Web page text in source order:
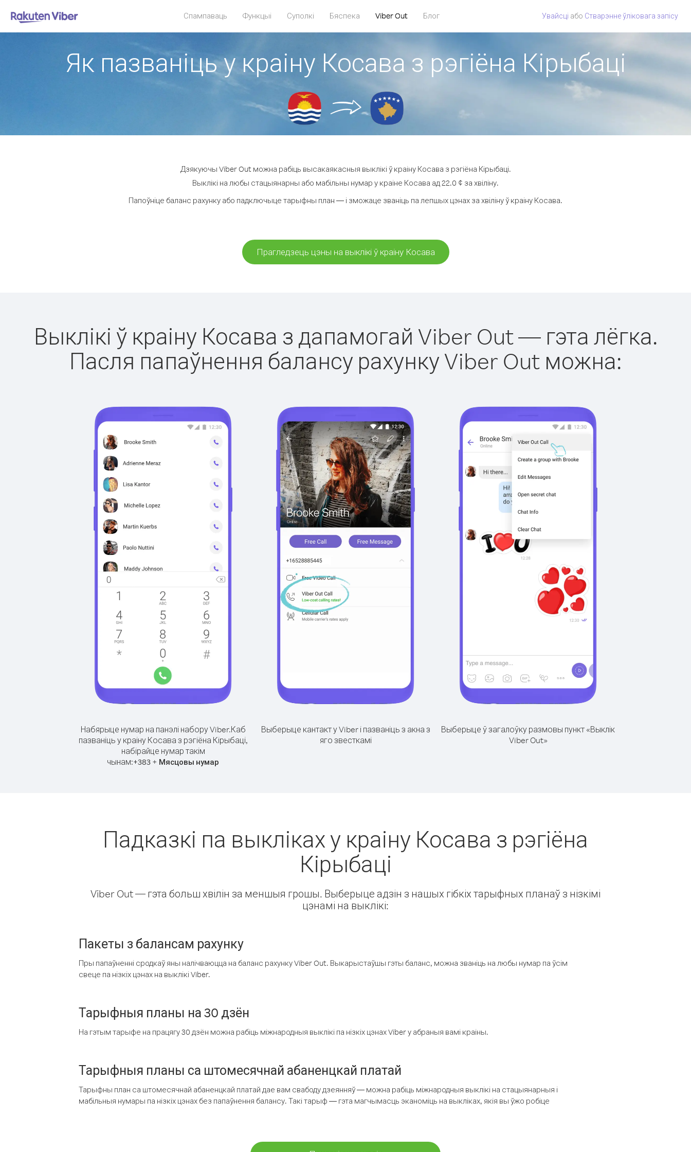
Спампаваць Функцыі Суполкі Бяспека Viber Out Блог Увайсці або Стварэнне ўліковага запісу
Як пазваніць у краіну Косава з рэгіёна Кірыбаці
Дзякуючы Viber Out можна рабіць высакаякасныя выклікі ў краіну Косава з рэгіёна Кірыбаці.
Выклікі на любы стацыянарны або мабільны нумар у краіне Косава ад 22.0 ¢ за хвіліну.
Папоўніце баланс рахунку або падключыце тарыфны план — і зможаце званіць па лепшых цэнах за хвіліну ў краіну Косава.
Прагледзець цэны на выклікі ў краіну Косава
Выклікі ў краіну Косава з дапамогай Viber Out — гэта лёгка.
Пасля папаўнення балансу рахунку Viber Out можна:
Набярыце нумар на панэлі набору Viber.Каб
пазваніць у краіну Косава з рэгіёна Кірыбаці,
набірайце нумар такім
чынам:+383 + Мясцовы нумар
Выберыце кантакт у Viber і пазваніць з акна з
яго звесткамі
Выберыце ў загалоўку размовы пункт «Выклік
Viber Out»
Падказкі па выкліках у краіну Косава з рэгіёна
Кірыбаці
Viber Out — гэта больш хвілін за меншыя грошы. Выберыце адзін з нашых гібкіх тарыфных планаў з нізкімі
цэнамі на выклікі:
Пакеты з балансам рахунку
Пры папаўненні сродкаў яны налічваюцца на баланс рахунку Viber Out. Выкарыстаўшы гэты баланс, можна званіць на любы нумар па ўсім
свеце па нізкіх цэнах на выклікі Viber.
Тарыфныя планы на 30 дзён
На гэтым тарыфе на працягу 30 дзён можна рабіць міжнародныя выклікі па нізкіх цэнах Viber у абраныя вамі краіны.
Тарыфныя планы са штомесячнай абаненцкай платай
Тарыфны план са штомесячнай абаненцкай платай дае вам свабоду дзеянняў — можна рабіць міжнародныя выклікі на стацыянарныя і
мабільныя нумары па нізкіх цэнах без папаўнення балансу. Такі тарыф — гэта магчымасць эканоміць на выкліках, якія вы ўжо робіце